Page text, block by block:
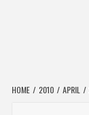
HOME 2010 APRIL